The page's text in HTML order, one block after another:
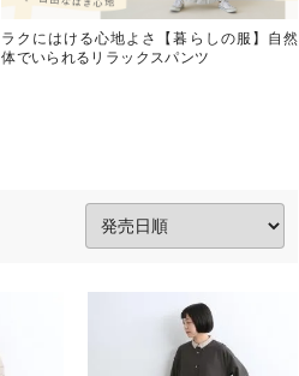
ラクにはける心地よさ【暮らしの服】自然
体でいられるリラックスパンツ